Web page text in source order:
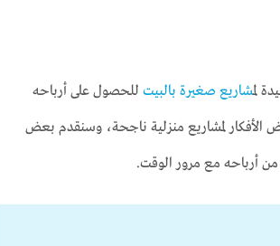
لمشاريع صغيرة بالبيتللحصول على أرباحه
الأفكار لمشاريع منزلية ناجحة، وسنقدم بعض
من أرباحه مع مرور الوقت.